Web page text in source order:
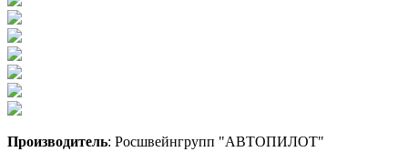
Производитель: Росшвейнгрупп "АВТОПИЛОТ"